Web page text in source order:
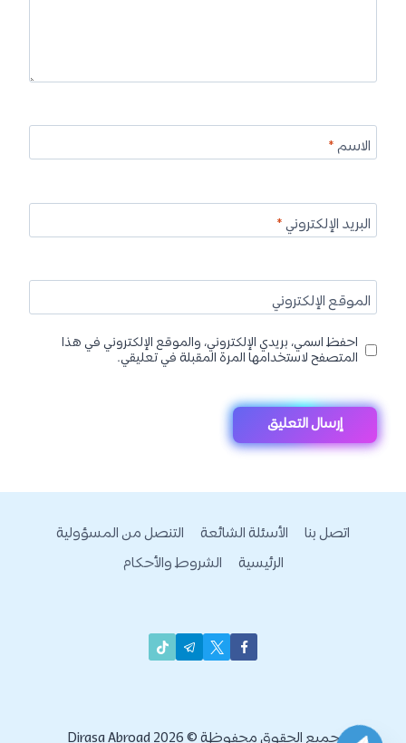
الاسم*
البريد الإلكتروني*
الموقع الإلكتروني
احفظ اسمي، بريدي الإلكتروني، والموقع الإلكتروني في هذا
المتصفح لاستخدامها المرة المقبلة في تعليقي.
اتصل بنا الأسئلة الشائعة
التنصل من المسؤولية
الرئيسية
الشروط والأحكام